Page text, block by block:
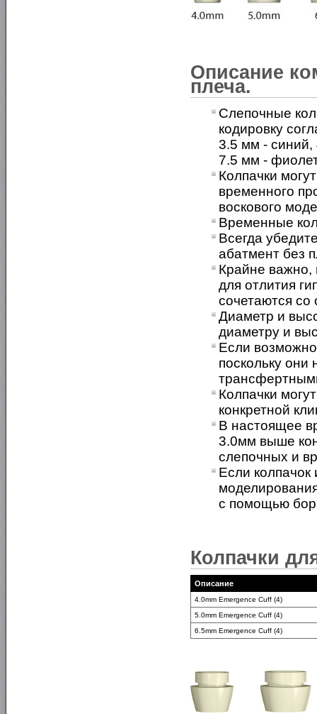
Описание
плеча.
Слепочные
кодировку
3.5 мм -
7.5 мм -
Колпачки
временного
воскового
Временные
Всегда
абатмент без
Крайне важно,
для отлития
сочетаются со
Диаметр и
диаметру и
Если
поскольку они
Колпачки
конкретной
В настоящее
3.0мм выше
слепочных и
Если колпачок
с помощью
Колпачки
Описание
4.0mm Emergence Cuff (4)
5.0mm Emergence Cuff (4)
6.5mm Emergence Cuff (4)